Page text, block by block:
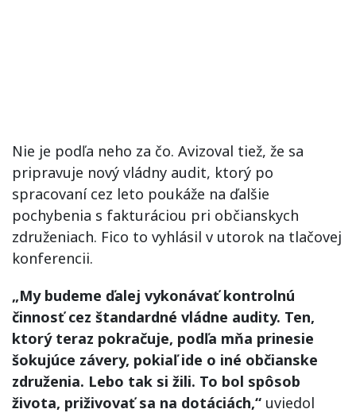
Nie je podľa neho za čo. Avizoval tiež, že sa
pripravuje nový vládny audit, ktorý po
spracovaní cez leto poukáže na ďalšie
pochybenia s fakturáciou pri občianskych
združeniach. Fico to vyhlásil v utorok na tlačovej
konferencii.
„My budeme ďalej vykonávať kontrolnú
činnosť cez štandardné vládne audity. Ten,
ktorý teraz pokračuje, podľa mňa prinesie
šokujúce závery, pokiaľ ide o iné občianske
združenia. Lebo tak si žili. To bol spôsob
života, priživovať sa na dotáciách,“ uviedol